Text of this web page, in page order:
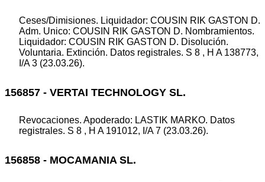
Ceses/Dimisiones. Liquidador: COUSIN RIK GASTON D.
Adm. Unico: COUSIN RIK GASTON D. Nombramientos.
Liquidador: COUSIN RIK GASTON D. Disolución.
Voluntaria. Extinción. Datos registrales. S 8 , H A 138773,
I/A 3 (23.03.26).
156857 - VERTAI TECHNOLOGY SL.
Revocaciones. Apoderado: LASTIK MARKO. Datos
registrales. S 8 , H A 191012, I/A 7 (23.03.26).
156858 - MOCAMANIA SL.